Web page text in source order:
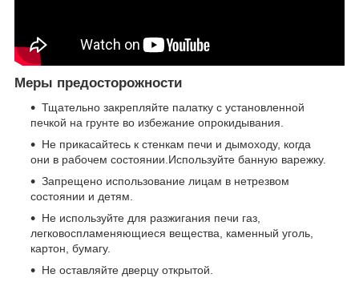
Меры предосторожности
Тщательно закрепляйте палатку с установленной
печкой на грунте во избежание опрокидывания.
Не прикасайтесь к стенкам печи и дымоходу, когда
они в рабочем состоянии.Используйте банную варежку.
Запрещено использование лицам в нетрезвом
состоянии и детям.
Не используйте для разжигания печи газ,
легковоспламеняющиеся вещества, каменный уголь,
картон, бумагу.
Не оставляйте дверцу открытой.